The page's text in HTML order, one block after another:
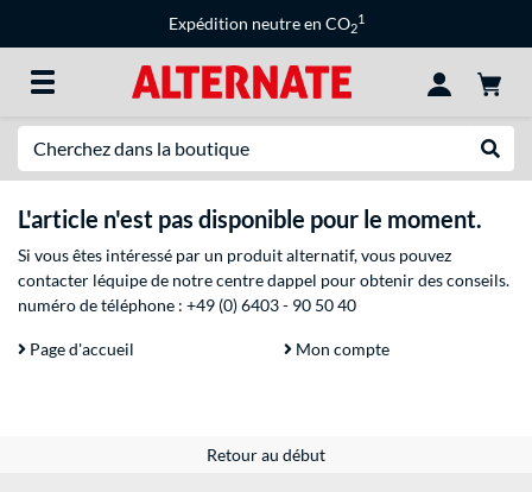
Expédition neutre en CO2
1
L'article n'est pas disponible pour le moment.
Si vous êtes intéressé par un produit alternatif, vous pouvez
contacter léquipe de notre centre dappel pour obtenir des conseils.
numéro de téléphone : +49 (0) 6403 - 90 50 40
Page d'accueil Mon compte
Retour au début